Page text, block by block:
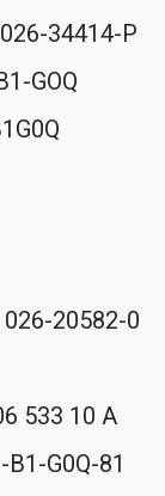
34414-P
GOQ
20582-0
533 10 A
G0Q-81